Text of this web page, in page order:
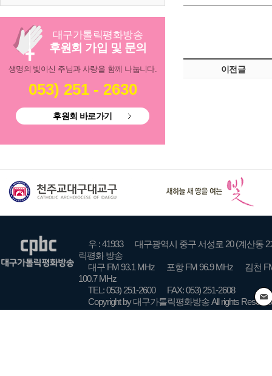
대구가톨릭평화방송
후원회 가입 및 문의
생명의 빛이신 주님과 사랑을 함께 나눕니다.
053) 251 - 2630
후원회 바로가기
이전글
우 : 41933
대구광역시 중구 서성로 20 (계산동 2
릭평화 방송
대구 FM 93.1 MHz
포항 FM 96.9 MHz
김천
100.7 MHz
TEL: 053) 251-2600
FAX: 053) 251-2608
Copyright by 대구가톨릭평화방송 All rights